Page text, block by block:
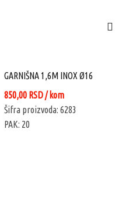
GARNIŠNA 1,6M INOX Ø16
850,00 RSD/ kom
Šifra proizvoda: 6283
PAK: 20